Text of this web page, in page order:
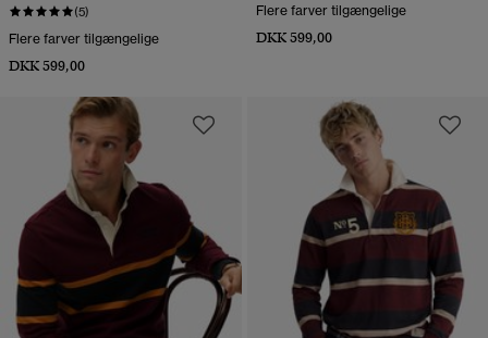
(5)
Flere farver tilgængelige
DKK 599,00
Flere farver tilgængelige
DKK 599,00